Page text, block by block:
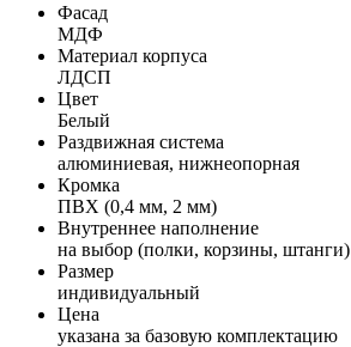
Фасад
МДФ
Материал корпуса
ЛДСП
Цвет
Белый
Раздвижная система
алюминиевая, нижнеопорная
Кромка
ПВХ (0,4 мм, 2 мм)
Внутреннее наполнение
на выбор (полки, корзины, штанги)
Размер
индивидуальный
Цена
указана за базовую комплектацию